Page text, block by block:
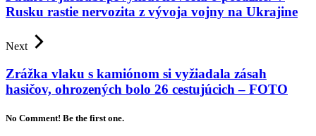
Rusku rastie nervozita z vývoja vojny na Ukrajine
Next
Zrážka vlaku s kamiónom si vyžiadala zásah
hasičov, ohrozených bolo 26 cestujúcich – FOTO
No Comment! Be the first one.